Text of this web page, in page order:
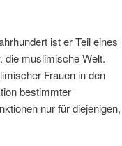
ist er Teil eines
die muslimische Welt.
Frauen in den
bestimmter
nur für diejenigen,